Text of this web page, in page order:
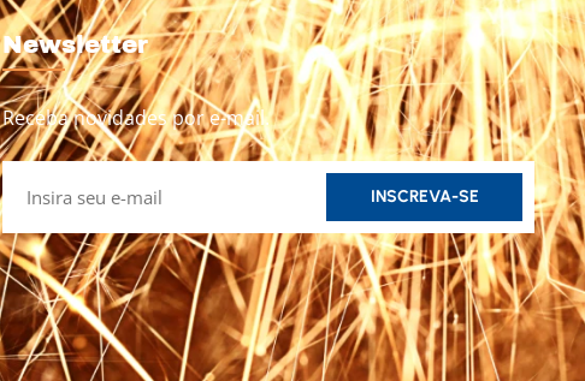
Newsletter
Receba novidades por e-mail.
INSCREVA-SE